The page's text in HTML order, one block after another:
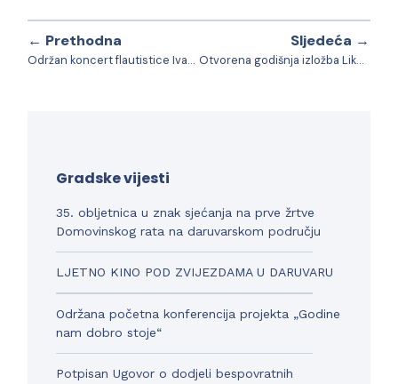
← Prethodna
Održan koncert flautistice Ivane Vukojević i pijanistice Zrinke Ivančić Cikojević
Sljedeća →
Otvorena godišnja izložba Likovne grupe „DA“ Daruvar
Gradske vijesti
35. obljetnica u znak sjećanja na prve žrtve
Domovinskog rata na daruvarskom području
LJETNO KINO POD ZVIJEZDAMA U DARUVARU
Održana početna konferencija projekta „Godine
nam dobro stoje“
Potpisan Ugovor o dodjeli bespovratnih